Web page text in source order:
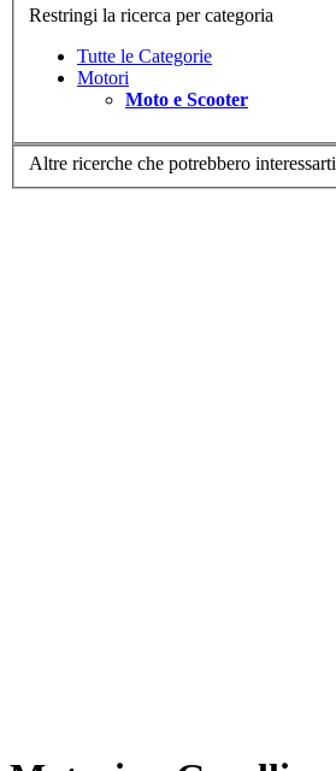
Restringi la ricerca per categoria
Tutte le Categorie
Motori
Moto e Scooter
Altre ricerche che potrebbero interessarti